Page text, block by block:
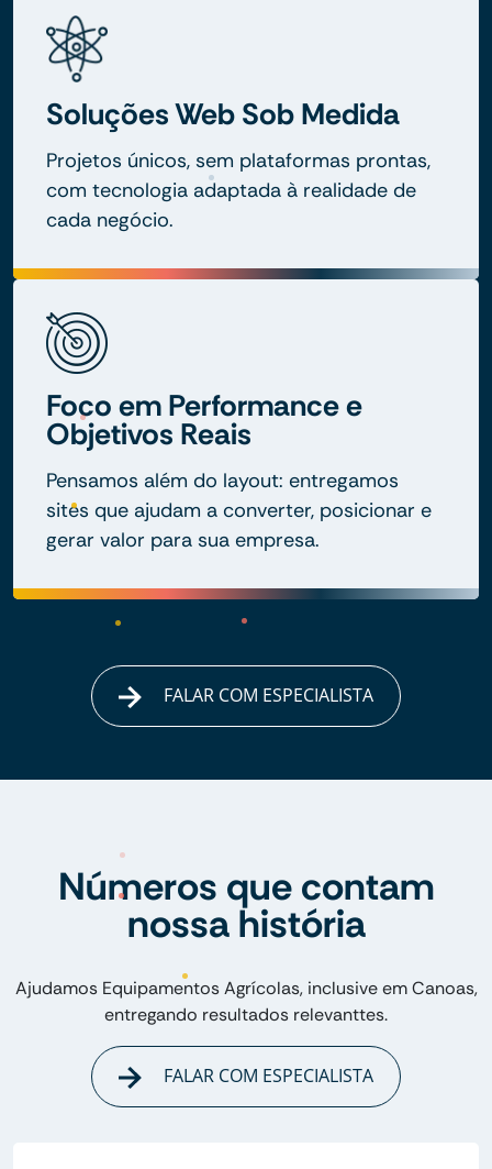
Soluções Web Sob Medida
Projetos únicos, sem plataformas prontas,
com tecnologia adaptada à realidade de
cada negócio.
Foco em Performance e
Objetivos Reais
Pensamos além do layout: entregamos
sites que ajudam a converter, posicionar e
gerar valor para sua empresa.
FALAR COM ESPECIALISTA
Números que contam
nossa história
Ajudamos Equipamentos Agrícolas, inclusive em Canoas,
entregando resultados relevanttes.
FALAR COM ESPECIALISTA